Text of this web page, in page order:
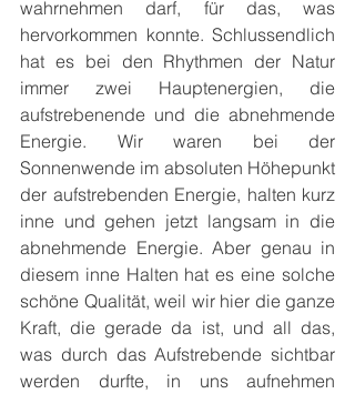
wahrnehmen darf, für das, was
hervorkommen konnte. Schlussendlich
hat es bei den Rhythmen der Natur
immer zwei Hauptenergien, die
aufstrebenende und die abnehmende
Energie. Wir waren bei der
Sonnenwende im absoluten Höhepunkt
der aufstrebenden Energie, halten kurz
inne und gehen jetzt langsam in die
abnehmende Energie. Aber genau in
diesem inne Halten hat es eine solche
schöne Qualität, weil wir hier die ganze
Kraft, die gerade da ist, und all das,
was durch das Aufstrebende sichtbar
werden durfte, in uns aufnehmen